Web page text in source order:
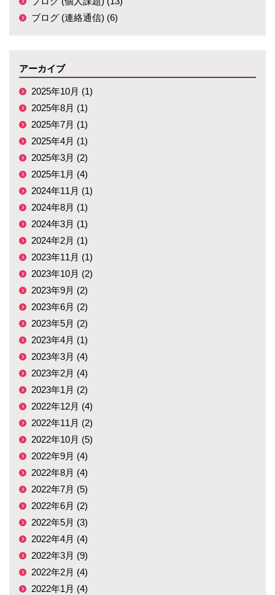
ブログ (連絡通信) (6)
アーカイブ
2025年10月 (1)
2025年8月 (1)
2025年7月 (1)
2025年4月 (1)
2025年3月 (2)
2025年1月 (4)
2024年11月 (1)
2024年8月 (1)
2024年3月 (1)
2024年2月 (1)
2023年11月 (1)
2023年10月 (2)
2023年9月 (2)
2023年6月 (2)
2023年5月 (2)
2023年4月 (1)
2023年3月 (4)
2023年2月 (4)
2023年1月 (2)
2022年12月 (4)
2022年11月 (2)
2022年10月 (5)
2022年9月 (4)
2022年8月 (4)
2022年7月 (5)
2022年6月 (2)
2022年5月 (3)
2022年4月 (4)
2022年3月 (9)
2022年2月 (4)
2022年1月 (4)